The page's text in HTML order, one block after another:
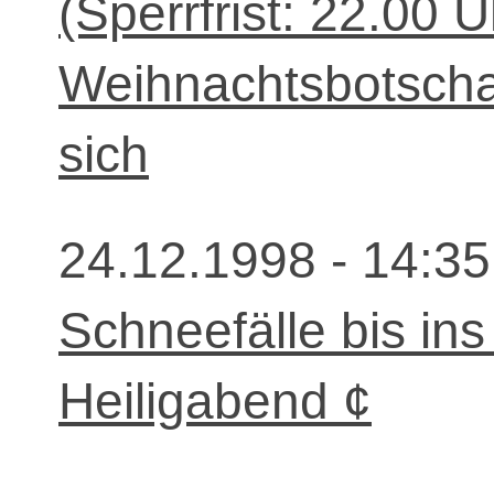
(Sperrfrist: 22.00
sich
24.12.1998 -
Schneefälle bis
Heiligabend ¢